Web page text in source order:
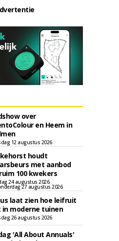
over
en Heem in
12 augustus 2026
houdt
met aanbod
100 kwekers
24 augustus 2026
27 augustus 2026
laat zien hoe leifruit
in moderne tuinen
26 augustus 2026
'All About Annuals'